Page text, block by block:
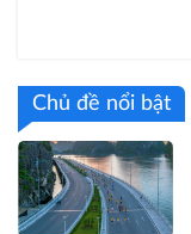
Chủ đề nổi bật